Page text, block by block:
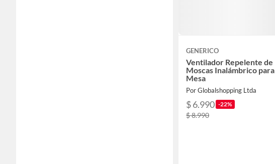
GENERICO
Ventilador Repelente de
Moscas Inalámbrico para
Mesa
Por Globalshopping Ltda
$ 6.990 -22%
$ 8.990